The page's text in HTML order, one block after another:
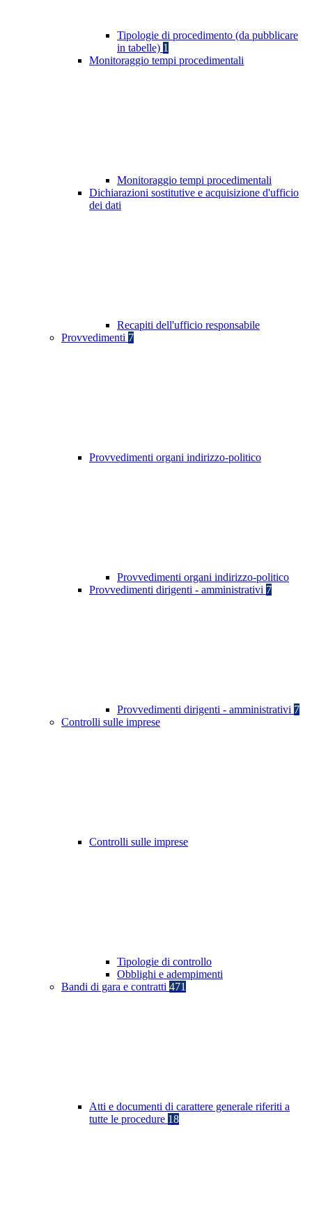
Tipologie di procedimento (da pubblicare
in tabelle) 1
Monitoraggio tempi procedimentali
Monitoraggio tempi procedimentali
Dichiarazioni sostitutive e acquisizione d'ufficio
dei dati
Recapiti dell'ufficio responsabile
Provvedimenti 7
Provvedimenti organi indirizzo-politico
Provvedimenti organi indirizzo-politico
Provvedimenti dirigenti - amministrativi 7
Provvedimenti dirigenti - amministrativi 7
Controlli sulle imprese
Controlli sulle imprese
Tipologie di controllo
Obblighi e adempimenti
Bandi di gara e contratti 471
Atti e documenti di carattere generale riferiti a
tutte le procedure 18